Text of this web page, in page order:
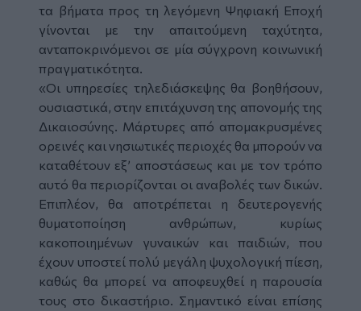
τα βήματα προς τη λεγόμενη Ψηφιακή Εποχή
γίνονται με την απαιτούμενη ταχύτητα,
ανταποκρινόμενοι σε μία σύγχρονη κοινωνική
πραγματικότητα.
«Οι υπηρεσίες τηλεδιάσκεψης θα βοηθήσουν,
ουσιαστικά, στην επιτάχυνση της απονομής της
Δικαιοσύνης. Μάρτυρες από απομακρυσμένες
ορεινές και νησιωτικές περιοχές θα μπορούν να
καταθέτουν εξ’ αποστάσεως και με τον τρόπο
αυτό θα περιορίζονται οι αναβολές των δικών.
Επιπλέον, θα αποτρέπεται η δευτερογενής
θυματοποίηση ανθρώπων, κυρίως
κακοποιημένων γυναικών και παιδιών, που
έχουν υποστεί πολύ μεγάλη ψυχολογική πίεση,
καθώς θα μπορεί να αποφευχθεί η παρουσία
τους στο δικαστήριο. Σημαντικό είναι επίσης